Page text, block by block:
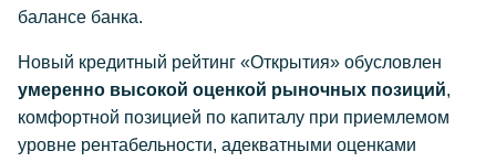
балансе банка.
Новый кредитный рейтинг «Открытия» обусловлен
умеренно высокой оценкой рыночных позиций,
комфортной позицией по капиталу при приемлемом
уровне рентабельности, адекватными оценками